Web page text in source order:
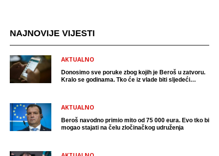
NAJNOVIJE VIJESTI
AKTUALNO
Donosimo sve poruke zbog kojih je Beroš u zatvoru.
Kralo se godinama. Tko će iz vlade biti sljedeći
AKTUALNO
Beroš navodno primio mito od 75 000 eura. Evo tko bi
mogao stajati na čelu zločinačkog udruženja